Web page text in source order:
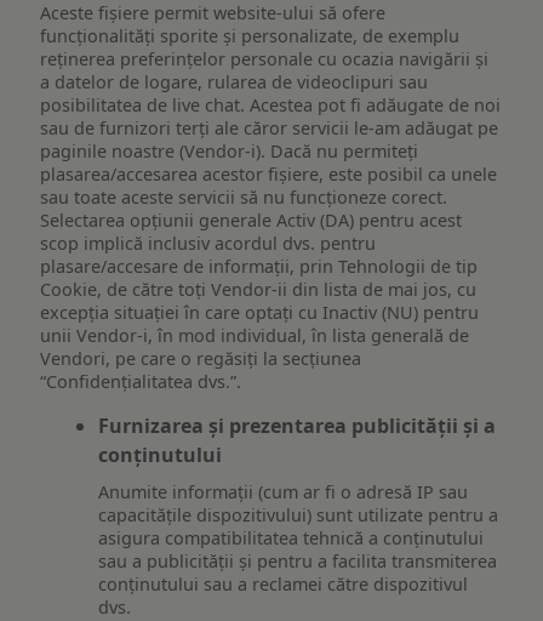
Aceste fișiere permit website-ului să ofere
funcționalități sporite și personalizate, de exemplu
reţinerea preferinţelor personale cu ocazia navigării și
a datelor de logare, rularea de videoclipuri sau
posibilitatea de live chat. Acestea pot fi adăugate de noi
sau de furnizori terți ale căror servicii le-am adăugat pe
paginile noastre (Vendor-i). Dacă nu permiteți
plasarea/accesarea acestor fișiere, este posibil ca unele
sau toate aceste servicii să nu funcționeze corect.
Selectarea opțiunii generale Activ (DA) pentru acest
scop implică inclusiv acordul dvs. pentru
plasare/accesare de informații, prin Tehnologii de tip
Cookie, de către toți Vendor-ii din lista de mai jos, cu
excepția situației în care optați cu Inactiv (NU) pentru
unii Vendor-i, în mod individual, în lista generală de
Vendori, pe care o regăsiți la secțiunea
“Confidențialitatea dvs.”.
Furnizarea și prezentarea publicității și a
conținutului
Anumite informații (cum ar fi o adresă IP sau
capacitățile dispozitivului) sunt utilizate pentru a
asigura compatibilitatea tehnică a conținutului
sau a publicității și pentru a facilita transmiterea
conținutului sau a reclamei către dispozitivul
dvs.